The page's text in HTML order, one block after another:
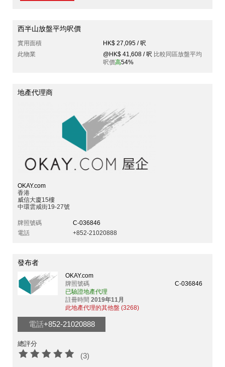
西半山放盤平均呎價
實用面積
HK$ 27,095 / 呎
此物業
@HK$ 41,608 / 呎 比較同區放盤平均
呎價高54%
地產代理商
OKAY.com
香港
威信大廈15樓
中環雲咸街19-27號
牌照號碼
C-036846
電話
+852-21020888
發布者
OKAY.com
牌照號碼
C-036846
已驗證地產代理
註冊時間 2019年11月
此地產代理的其他盤 (3268)
電話+852-21020888
總評分
(3)